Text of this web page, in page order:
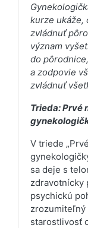
kurze ukáže,
zvládnuť
význam
do
a zodpovie
zvládnuť
Trieda: Prvé
V triede
sa deje s
zdravotnícky
psychickú
zrozumiteľný
starostlivosť